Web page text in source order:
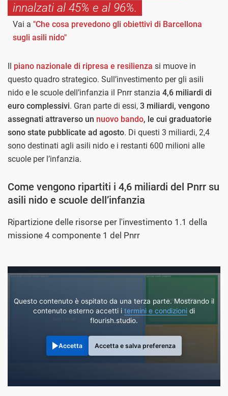
innalzati al 45% e al 96%.
Vai a "Che cosa prevedono gli obiettivi di Barcellona
sugli asili nido"
Il piano nazionale di ripresa e resilienza si muove in
questo quadro strategico. Sull’investimento per gli asili
nido e le scuole dell’infanzia il Pnrr stanzia 4,6 miliardi di
euro complessivi. Gran parte di essi, 3 miliardi, vengono
assegnati attraverso un nuovo bando, le cui graduatorie
sono state pubblicate ad agosto. Di questi 3 miliardi, 2,4
sono destinati agli asili nido e i restanti 600 milioni alle
scuole per l’infanzia.
Come vengono ripartiti i 4,6 miliardi del Pnrr su
asili nido e scuole dell’infanzia
Ripartizione delle risorse per l'investimento 1.1 della
missione 4 componente 1 del Pnrr
Questo contenuto è ospitato da una terza parte. Mostrando il
contenuto esterno accetti i termini e condizioni di
flourish.studio.
Accetta Accetta e salva preferenza